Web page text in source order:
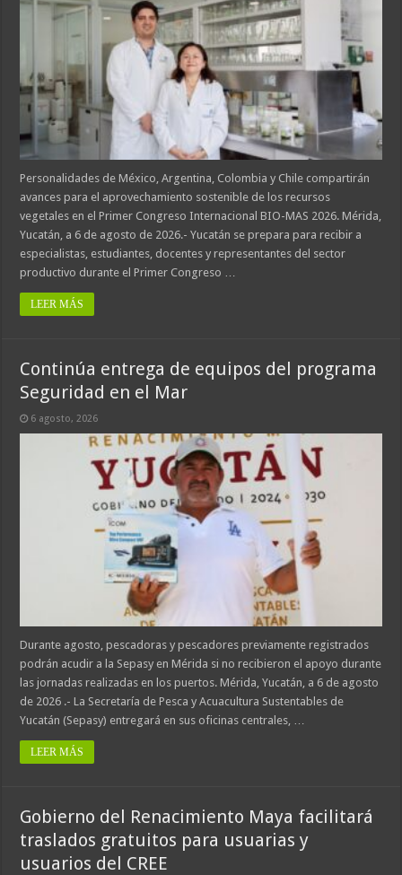
Personalidades de México, Argentina, Colombia y Chile compartirán
avances para el aprovechamiento sostenible de los recursos
vegetales en el Primer Congreso Internacional BIO-MAS 2026. Mérida,
Yucatán, a 6 de agosto de 2026.- Yucatán se prepara para recibir a
especialistas, estudiantes, docentes y representantes del sector
productivo durante el Primer Congreso …
LEER MÁS
Continúa entrega de equipos del programa
Seguridad en el Mar
6 agosto, 2026
Durante agosto, pescadoras y pescadores previamente registrados
podrán acudir a la Sepasy en Mérida si no recibieron el apoyo durante
las jornadas realizadas en los puertos. Mérida, Yucatán, a 6 de agosto
de 2026 .- La Secretaría de Pesca y Acuacultura Sustentables de
Yucatán (Sepasy) entregará en sus oficinas centrales, …
LEER MÁS
Gobierno del Renacimiento Maya facilitará
traslados gratuitos para usuarias y
usuarios del CREE